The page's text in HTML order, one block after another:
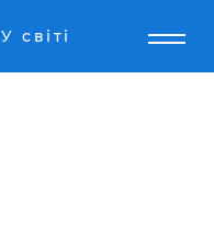
У світі